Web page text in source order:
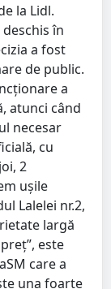
la Lidl.
în
a fost
de public.
a
atunci când
necesar
cu
2
uşile
Lalelei nr.2,
largă
este
care a
una foarte